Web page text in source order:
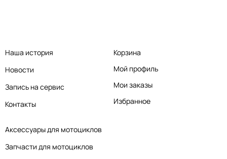
Аксессуары для мотоциклов
Запчасти для мотоциклов
Наша история
Новости
Запись на сервис
Контакты
Корзина
Мой профиль
Мои заказы
Избранное